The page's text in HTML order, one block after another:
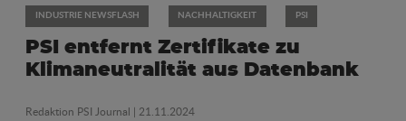
INDUSTRIE NEWSFLASH NACHHALTIGKEIT PSI
PSI entfernt Zertifikate zu
Klimaneutralität aus Datenbank
Redaktion PSI Journal | 21.11.2024